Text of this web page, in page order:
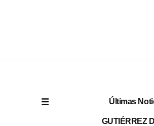
Últimas
GUTIÉRREZ